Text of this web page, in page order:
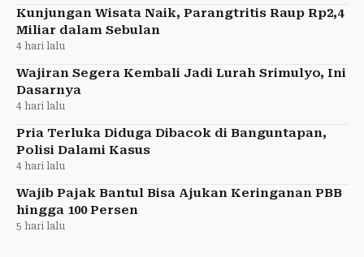
Kunjungan Wisata Naik, Parangtritis Raup Rp2,4
Miliar dalam Sebulan
4 hari lalu
Wajiran Segera Kembali Jadi Lurah Srimulyo, Ini
Dasarnya
4 hari lalu
Pria Terluka Diduga Dibacok di Banguntapan,
Polisi Dalami Kasus
4 hari lalu
Wajib Pajak Bantul Bisa Ajukan Keringanan PBB
hingga 100 Persen
5 hari lalu